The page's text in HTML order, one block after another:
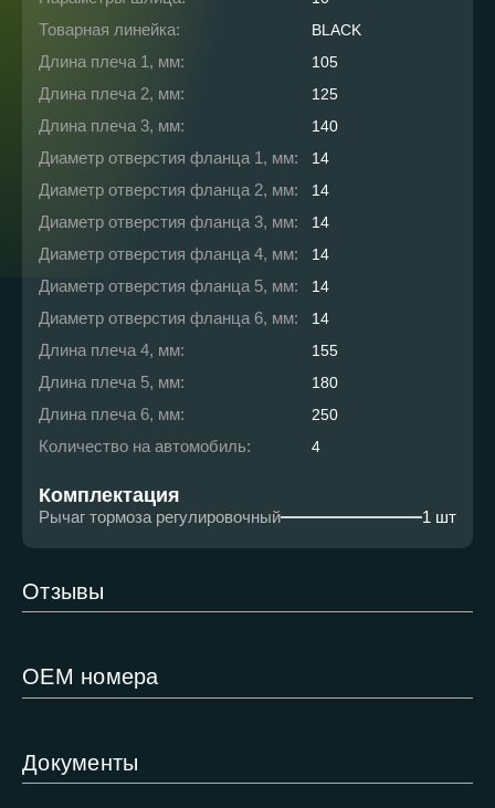
Товарная линейка: BLACK
Длина плеча 1, мм: 105
Длина плеча 2, мм: 125
Длина плеча 3, мм: 140
Диаметр отверстия фланца 1, мм: 14
Диаметр отверстия фланца 2, мм: 14
Диаметр отверстия фланца 3, мм: 14
Диаметр отверстия фланца 4, мм: 14
Диаметр отверстия фланца 5, мм: 14
Диаметр отверстия фланца 6, мм: 14
Длина плеча 4, мм: 155
Длина плеча 5, мм: 180
Длина плеча 6, мм: 250
Количество на автомобиль: 4
Комплектация
Рычаг тормоза регулировочный 1 шт
Отзывы
ОЕМ номера
Документы